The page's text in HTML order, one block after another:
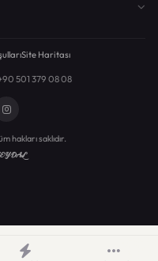
Site Haritası
501 379 08 08
hakları saklıdır.